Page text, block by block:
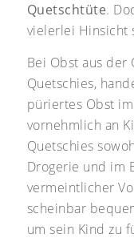
Quetschtüte.
vielerlei Hinsicht
Bei Obst aus der
Quetschies,
püriertes Obst
vornehmlich an
Quetschies
Drogerie und im
vermeintlicher
scheinbar
um sein Kind zu